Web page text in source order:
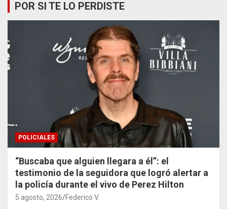
POR SI TE LO PERDISTE
POLICIALES
“Buscaba que alguien llegara a él”: el
testimonio de la seguidora que logró alertar a
la policía durante el vivo de Perez Hilton
5 agosto, 2026 Federico V.